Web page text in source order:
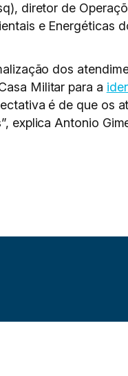
diretor de
e Energéticas
dos
Militar para a
é de que os
explica Antonio